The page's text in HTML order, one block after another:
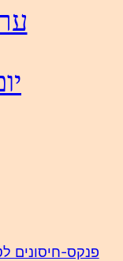
פנקס-חיסונים